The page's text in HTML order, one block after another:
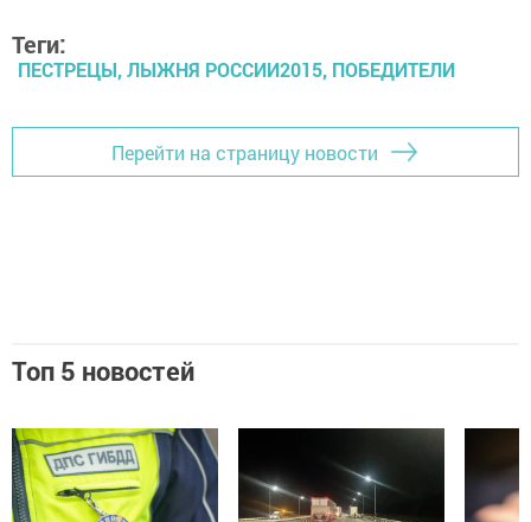
Теги:
ПЕСТРЕЦЫ, ЛЫЖНЯ РОССИИ2015, ПОБЕДИТЕЛИ
Перейти на страницу новости
Топ 5 новостей